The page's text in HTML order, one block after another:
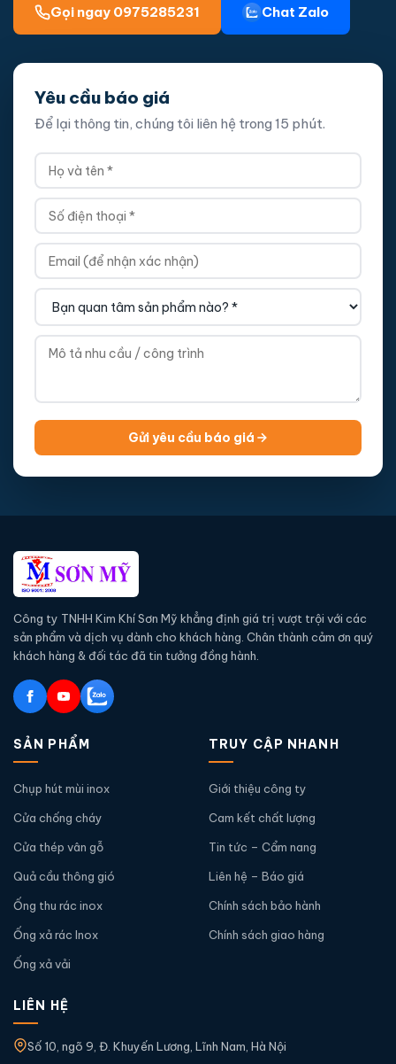
Gọi ngay 0975285231 Chat Zalo
Yêu cầu báo giá
Để lại thông tin, chúng tôi liên hệ trong 15 phút.
Gửi yêu cầu báo giá
Công ty TNHH Kim Khí Sơn Mỹ khẳng định giá trị vượt trội với các
sản phẩm và dịch vụ dành cho khách hàng. Chân thành cảm ơn quý
khách hàng & đối tác đã tin tưởng đồng hành.
SẢN PHẨM
Chụp hút mùi inox
Cửa chống cháy
Cửa thép vân gỗ
Quả cầu thông gió
Ống thu rác inox
Ống xả rác Inox
Ống xả vải
TRUY CẬP NHANH
Giới thiệu công ty
Cam kết chất lượng
Tin tức – Cẩm nang
Liên hệ – Báo giá
Chính sách bảo hành
Chính sách giao hàng
LIÊN HỆ
Số 10, ngõ 9, Đ. Khuyến Lương, Lĩnh Nam, Hà Nội